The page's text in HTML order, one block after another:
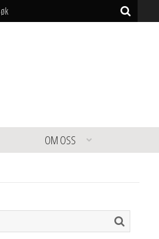
OM OSS